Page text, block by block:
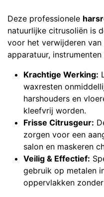
Deze professionele
natuurlijke citrusoliën is
voor het verwijderen
apparatuur,
Krachtige Werking:
waxresten
harshouders en
kleefvrij worden.
Frisse Citrusgeur:
zorgen voor een
salon en maskeren
Veilig & Effectief:
gebruik op metalen
oppervlakken